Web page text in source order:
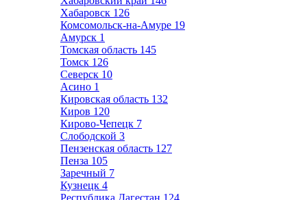
Хабаровск 126
Комсомольск-на-Амуре 19
Амурск 1
Томская область 145
Томск 126
Северск 10
Асино 1
Кировская область 132
Киров 120
Кирово-Чепецк 7
Слободской 3
Пензенская область 127
Пенза 105
Заречный 7
Кузнецк 4
Республика Дагестан 124